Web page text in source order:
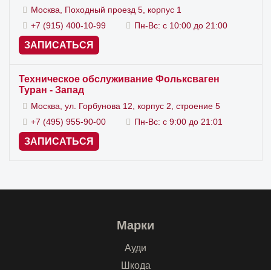
Москва, Походный проезд 5, корпус 1
+7 (915) 400-10-99
Пн-Вс: с 10:00 до 21:00
ЗАПИСАТЬСЯ
Техническое обслуживание Фольксваген
Туран - Запад
Москва, ул. Горбунова 12, корпус 2, строение 5
+7 (495) 955-90-00
Пн-Вс: с 9:00 до 21:01
ЗАПИСАТЬСЯ
Марки
Ауди
Шкода